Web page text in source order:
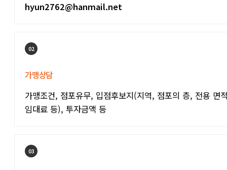
hyun2762@hanmail.net
02
가맹상담
가맹조건, 점포유무, 입점후보지(지역, 점포의 층, 전용 면
임대료 등), 투자금액 등
03